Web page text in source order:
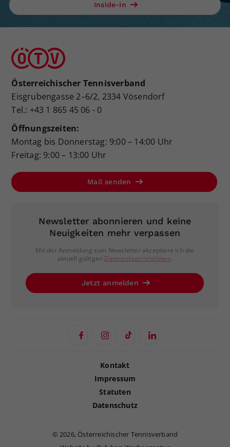
Inside-In
Österreichischer Tennisverband
Eisgrubengasse 2–6/2, 2334 Vösendorf
Tel.: +43 1 865 45 06 - 0
Öffnungszeiten:
Montag bis Donnerstag: 9:00 – 14:00 Uhr
Freitag: 9:00 – 13:00 Uhr
Mail senden
Newsletter abonnieren und keine
Neuigkeiten mehr verpassen
Mit der Anmeldung zum Newsletter akzeptiere ich die
aktuell gültigen Datenschutzrichtlinien.
Jetzt anmelden
Kontakt
Impressum
Statuten
Datenschutz
©2026, Österreichischer Tennisverband